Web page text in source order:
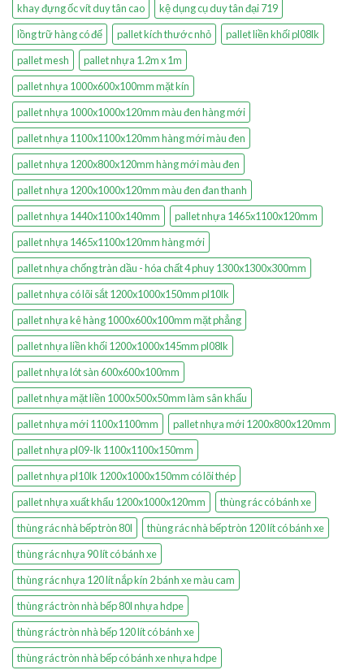
khay đựng ốc vít duy tân cao
kệ dụng cụ duy tân đại 719
lồng trữ hàng có đế
pallet kích thước nhỏ
pallet liền khối pl08lk
pallet mesh
pallet nhựa 1.2m x 1m
pallet nhựa 1000x600x100mm mặt kín
pallet nhựa 1000x1000x120mm màu đen hàng mới
pallet nhựa 1100x1100x120mm hàng mới màu đen
pallet nhựa 1200x800x120mm hàng mới màu đen
pallet nhựa 1200x1000x120mm màu đen đan thanh
pallet nhựa 1440x1100x140mm
pallet nhựa 1465x1100x120mm
pallet nhựa 1465x1100x120mm hàng mới
pallet nhựa chống tràn dầu - hóa chất 4 phuy 1300x1300x300mm
pallet nhựa có lõi sắt 1200x1000x150mm pl10lk
pallet nhựa kê hàng 1000x600x100mm mặt phẳng
pallet nhựa liền khối 1200x1000x145mm pl08lk
pallet nhựa lót sàn 600x600x100mm
pallet nhựa mặt liền 1000x500x50mm làm sân khấu
pallet nhựa mới 1100x1100mm
pallet nhựa mới 1200x800x120mm
pallet nhựa pl09-lk 1100x1100x150mm
pallet nhựa pl10lk 1200x1000x150mm có lõi thép
pallet nhựa xuất khẩu 1200x1000x120mm
thùng rác có bánh xe
thùng rác nhà bếp tròn 80l
thùng rác nhà bếp tròn 120 lít có bánh xe
thùng rác nhựa 90 lít có bánh xe
thùng rác nhựa 120 lít nắp kín 2 bánh xe màu cam
thùng rác tròn nhà bếp 80l nhựa hdpe
thùng rác tròn nhà bếp 120 lít có bánh xe
thùng rác tròn nhà bếp có bánh xe nhựa hdpe